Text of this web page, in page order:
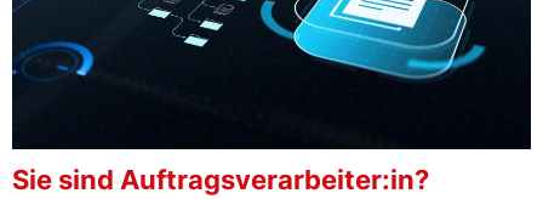
Sie sind Auftragsverarbeiter:in?